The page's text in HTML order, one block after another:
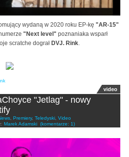
wydaną w 2020 roku EP-kę "AR-15"
"Next level" poznaniaka wsparł
scratche dograł DVJ. Rink
video
"Jetlag" - nowy
Premiery, Teledyski Video
Marek Adamski (komentarze: 1)